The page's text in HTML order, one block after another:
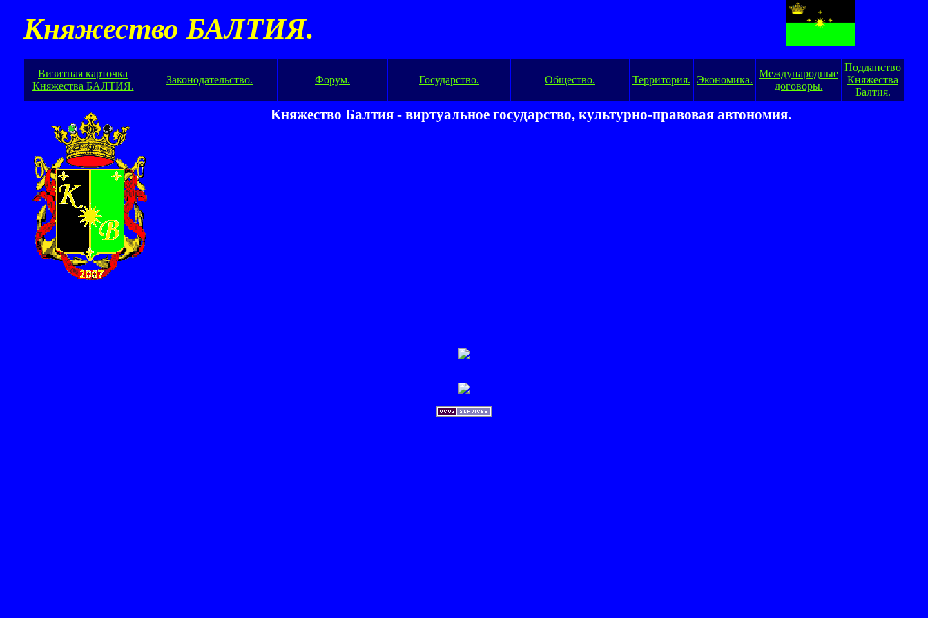
Княжество БАЛТИЯ.
Визитная карточка
Княжества БАЛТИЯ.
Законодательство. Форум. Государство. Общество. Территория. Экономика.
Международные
договоры.
Подданство
Княжества
Балтия.
Княжество Балтия - виртуальное государство, культурно-правовая автономия.